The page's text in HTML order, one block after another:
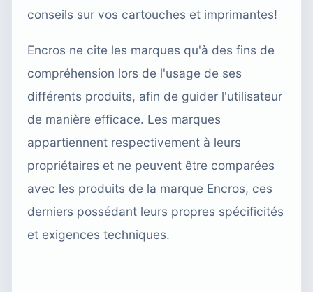
conseils sur vos cartouches et imprimantes!
Encros ne cite les marques qu'à des fins de
compréhension lors de l'usage de ses
différents produits, afin de guider l'utilisateur
de manière efficace. Les marques
appartiennent respectivement à leurs
propriétaires et ne peuvent être comparées
avec les produits de la marque Encros, ces
derniers possédant leurs propres spécificités
et exigences techniques.